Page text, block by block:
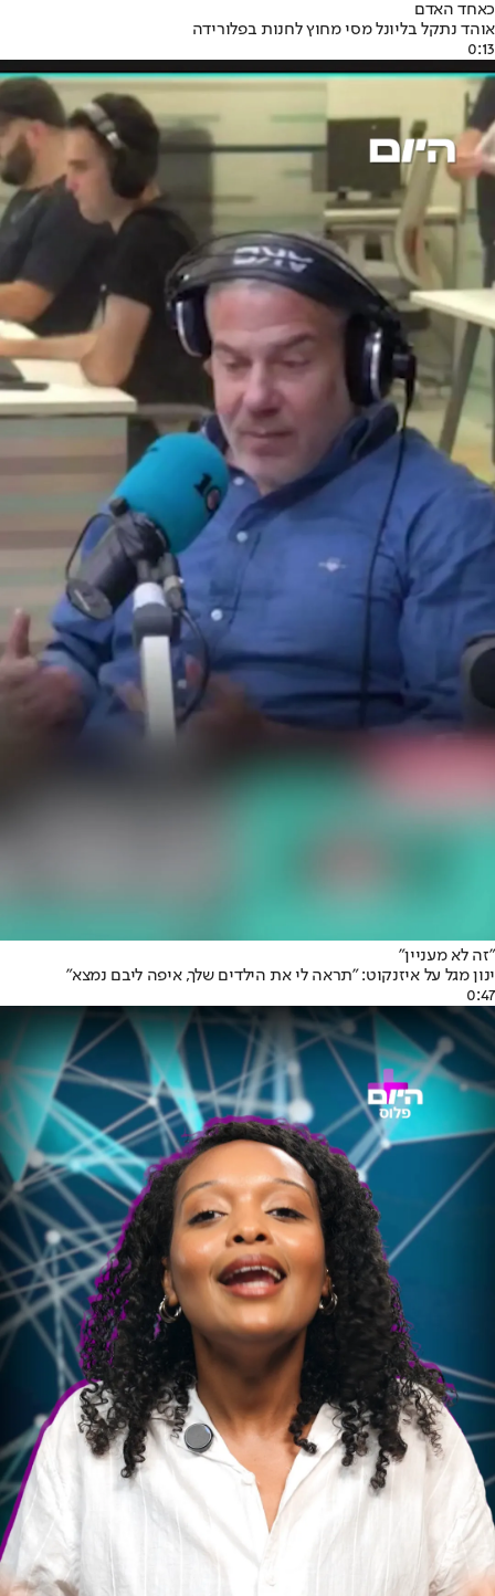
כאחד האדם
אוהד נתקל בליונל מסי מחוץ לחנות בפלורידה
0:13
"זה לא מעניין"
ינון מגל על איזנקוט: "תראה לי את הילדים שלך, איפה ליבם נמצא"
0:47